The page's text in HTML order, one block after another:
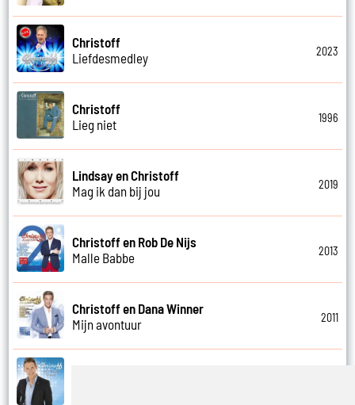
Christoff
Liefdesmedley
2023
Christoff
Lieg niet
1996
Lindsay en Christoff
Mag ik dan bij jou
2019
Christoff en Rob De Nijs
Malle Babbe
2013
Christoff en Dana Winner
Mijn avontuur
2011